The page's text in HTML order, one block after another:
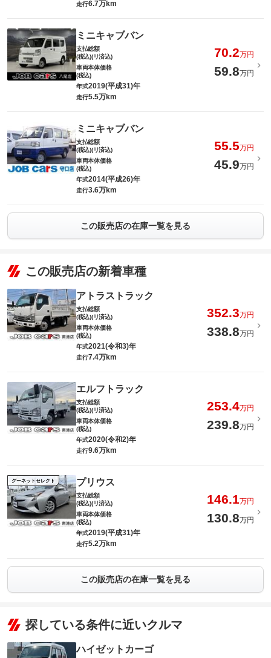
走行6.7万km
ミニキャブバン
支払総額
(税込)(リ済込)
70.2万円
車両本体価格
(税込)
59.8万円
年式2019(平成31)年
走行5.5万km
ミニキャブバン
支払総額
(税込)(リ済込)
55.5万円
車両本体価格
(税込)
45.9万円
年式2014(平成26)年
走行3.6万km
この販売店の在庫一覧を見る
この販売店の新着車種
アトラストラック
支払総額
(税込)(リ済込)
352.3万円
車両本体価格
(税込)
338.8万円
年式2021(令和3)年
走行7.4万km
エルフトラック
支払総額
(税込)(リ済込)
253.4万円
車両本体価格
(税込)
239.8万円
年式2020(令和2)年
走行9.6万km
グーネットセレクト プリウス
支払総額
(税込)(リ済込)
146.1万円
車両本体価格
(税込)
130.8万円
年式2019(平成31)年
走行5.2万km
この販売店の在庫一覧を見る
探している条件に近いクルマ
ハイゼットカーゴ